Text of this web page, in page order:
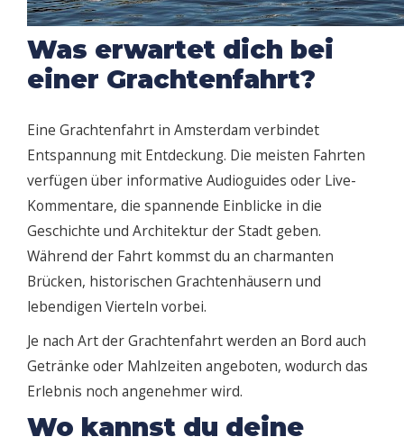
Was erwartet dich bei
einer Grachtenfahrt?
Eine Grachtenfahrt in Amsterdam verbindet
Entspannung mit Entdeckung. Die meisten Fahrten
verfügen über informative Audioguides oder Live-
Kommentare, die spannende Einblicke in die
Geschichte und Architektur der Stadt geben.
Während der Fahrt kommst du an charmanten
Brücken, historischen Grachtenhäusern und
lebendigen Vierteln vorbei.
Je nach Art der Grachtenfahrt werden an Bord auch
Getränke oder Mahlzeiten angeboten, wodurch das
Erlebnis noch angenehmer wird.
Wo kannst du deine